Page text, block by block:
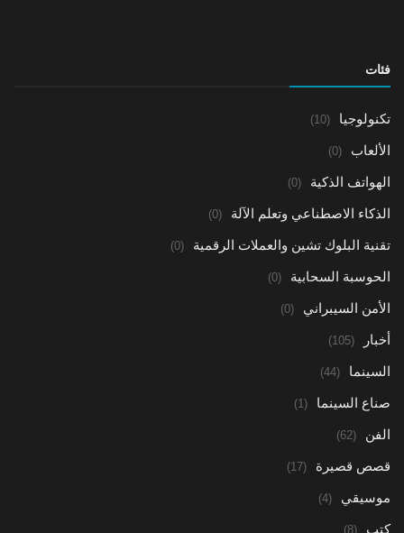
فئات
تكنولوجيا (10)
الألعاب (0)
الهواتف الذكية (0)
الذكاء الاصطناعي وتعلم الآلة (0)
تقنية البلوك تشين والعملات الرقمية (0)
الحوسبة السحابية (0)
الأمن السيبراني (0)
أخبار (105)
السينما (44)
صناع السينما (1)
الفن (62)
قصص قصيرة (17)
موسيقي (4)
كتب (8)